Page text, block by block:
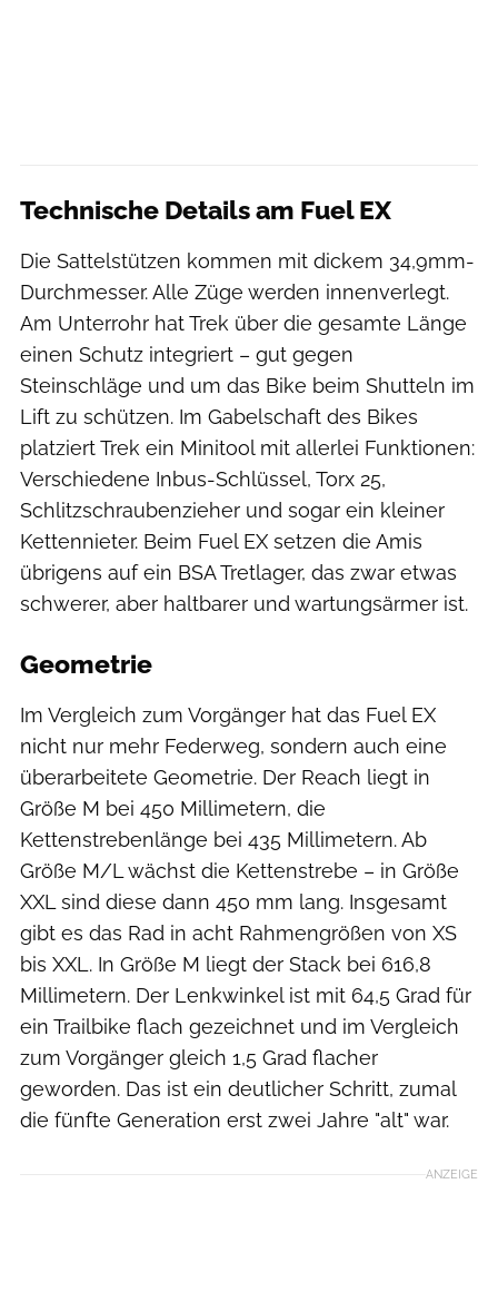
Technische Details am Fuel EX
Die Sattelstützen kommen mit dickem 34,9mm-
Durchmesser. Alle Züge werden innenverlegt.
Am Unterrohr hat Trek über die gesamte Länge
einen Schutz integriert – gut gegen
Steinschläge und um das Bike beim Shutteln im
Lift zu schützen. Im Gabelschaft des Bikes
platziert Trek ein Minitool mit allerlei Funktionen:
Verschiedene Inbus-Schlüssel, Torx 25,
Schlitzschraubenzieher und sogar ein kleiner
Kettennieter. Beim Fuel EX setzen die Amis
übrigens auf ein BSA Tretlager, das zwar etwas
schwerer, aber haltbarer und wartungsärmer ist.
Geometrie
Im Vergleich zum Vorgänger hat das Fuel EX
nicht nur mehr Federweg, sondern auch eine
überarbeitete Geometrie. Der Reach liegt in
Größe M bei 450 Millimetern, die
Kettenstrebenlänge bei 435 Millimetern. Ab
Größe M/L wächst die Kettenstrebe – in Größe
XXL sind diese dann 450 mm lang. Insgesamt
gibt es das Rad in acht Rahmengrößen von XS
bis XXL. In Größe M liegt der Stack bei 616,8
Millimetern. Der Lenkwinkel ist mit 64,5 Grad für
ein Trailbike flach gezeichnet und im Vergleich
zum Vorgänger gleich 1,5 Grad flacher
geworden. Das ist ein deutlicher Schritt, zumal
die fünfte Generation erst zwei Jahre "alt" war.
ANZEIGE